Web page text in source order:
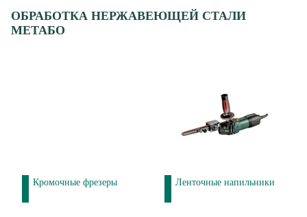
ОБРАБОТКА НЕРЖАВЕЮЩЕЙ СТАЛИ
МЕТАБО
Кромочные фрезеры Ленточные напильники